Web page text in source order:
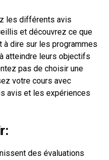
les différents avis
et découvrez ce que
dire sur les programmes
atteindre leurs objectifs
pas de choisir une
votre cours avec
avis et les expériences
des évaluations